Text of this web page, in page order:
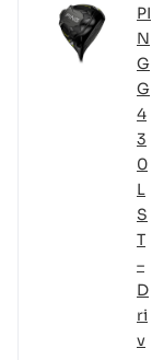
PI
N
G
G
4
3
0
L
S
T
–
D
ri
v